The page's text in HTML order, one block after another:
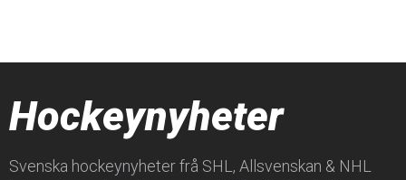
Hockeynyheter
Svenska hockeynyheter frå SHL, Allsvenskan & NHL